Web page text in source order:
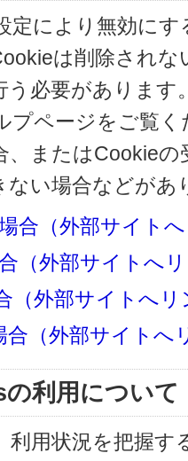
定により無効に
は削除され
う必要があります
プページをご覧く
、またはCookie
ない場合などが
合（外部サイト
（外部サイトへ
（外部サイトへリ
合（外部サイトへ
利用について
用状況を把握す